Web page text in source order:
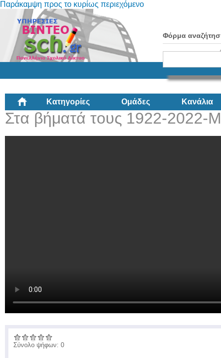
Παράκαμψη προς το κυρίως περιεχόμενο
Φόρμα
Κατηγορίες Ομάδες Κανάλια
Στα βήματά τους 1922-2022-
Σύνολο ψήφων: 0